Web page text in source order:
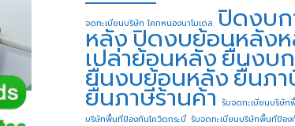
จดทะเบียนบริษัท โคกหนองนาโมเดล ปิดงบก
หลังปิดงบย้อนหลัง
เปล่าย้อนหลังยื่นงบก
ยื่นงบย้อนหลังยื่นภ
ยื่นภาษีร้านค้า รับจดทะเบียนบริษั
บริษัทพื้นทีป้องกันโควิดกระบี่ รับจดทะเบียนบริษัทพื้นทีป้อ